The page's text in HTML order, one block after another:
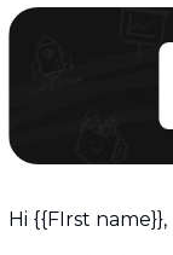
Hi {{FIrst name}},